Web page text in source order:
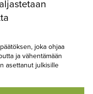
joka ohjaa
ja vähentämään
asettanut julkisille